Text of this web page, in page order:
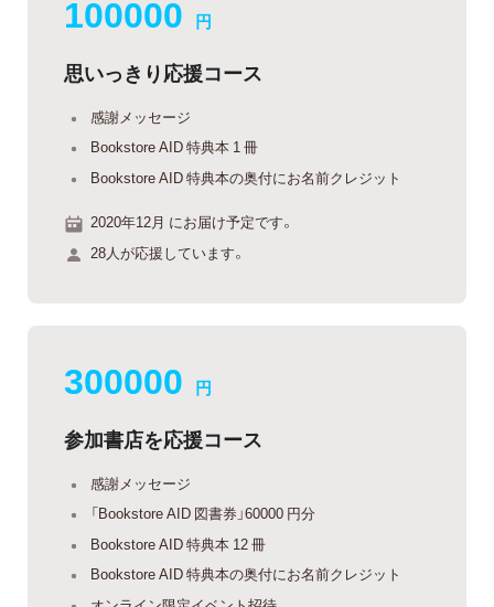
100000 円
思いっきり応援コース
感謝メッセージ
Bookstore AID 特典本 1 冊
Bookstore AID 特典本の奥付にお名前クレジット
2020年12月 にお届け予定です。
28人が応援しています。
300000 円
参加書店を応援コース
感謝メッセージ
「Bookstore AID 図書券」60000 円分
Bookstore AID 特典本 12 冊
Bookstore AID 特典本の奥付にお名前クレジット